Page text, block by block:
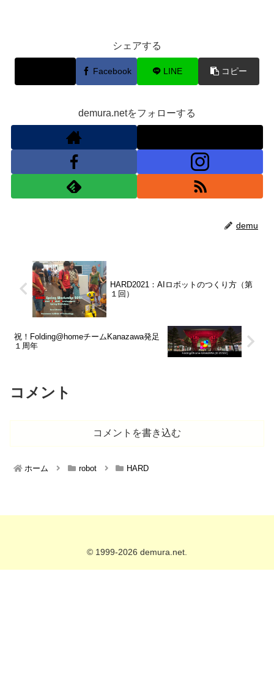
シェアする
Facebook LINE コピー
demura.netをフォローする
demu
HARD2021：AIロボットのつくり方（第
１回）
祝！Folding@homeチームKanazawa発足
１周年
コメント
コメントを書き込む
ホーム robot HARD
© 1999-2026 demura.net.